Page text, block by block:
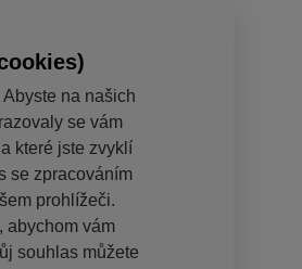
na našich
se vám
které jste zvyklí
se zpracováním
prohlížeči.
abychom vám
souhlas můžete